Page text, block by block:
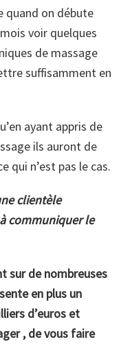
quand on débute
voir quelques
de massage
suffisamment en
ayant appris de
ils auront de
qui n’est pas le cas.
clientèle
communiquer le
sur de nombreuses
en plus un
d’euros et
, de vous faire